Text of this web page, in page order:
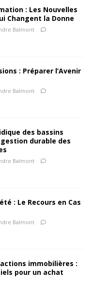
: Les Nouvelles
Changent la Donne
Balmont
: Préparer l’Avenir
Balmont
des bassins
durable des
Balmont
: Le Recours en Cas
Balmont
immobilières :
pour un achat